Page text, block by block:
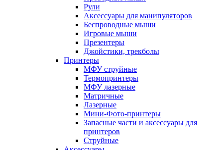
Рули
Аксессуары для манипуляторов
Беспроводные мыши
Игровые мыши
Презентеры
Джойстики, трекболы
Принтеры
МФУ струйные
Термопринтеры
МФУ лазерные
Матричные
Лазерные
Мини-Фото-принтеры
Запасные части и аксессуары для
принтеров
Струйные